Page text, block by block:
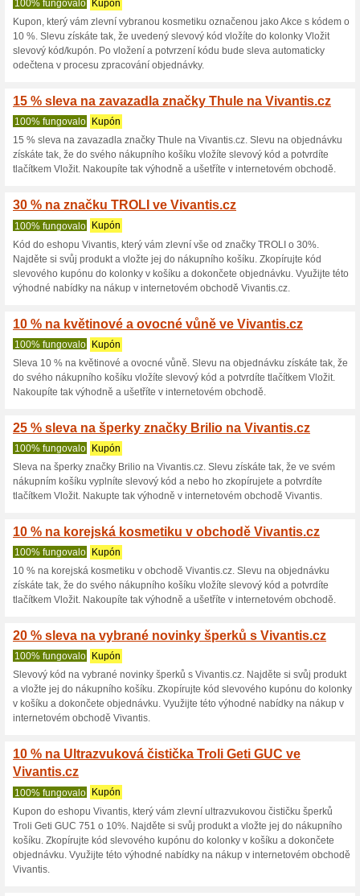
100% fungovalo Kupón
Sleva -10 % na produkty na
tak, že ve svém nákupním
potvrdíte tlačítkem Vložit.
15 % sleva na
100% fungovalo Kupón
Sleva -15 % na hranaté
ve svém nákupním košíku
potvrdíte tlačítkem Vložit.
50 % sleva na
100% fungovalo Kupón
Sleva na vybranou
kolonky ve svém nákupním
zkopírujete a potvrdíte
Vivantis.cz.
20 % sleva na
100% fungovalo Kupón